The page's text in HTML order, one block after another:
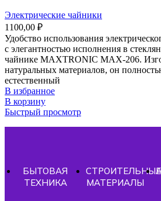
Электрические чайники
1100,00 ₽
Удобство использования
с элегантностью исполнения в
чайнике MAXTRONIC MAX-206.
натуральных материалов, он
естественный
В избранное
В корзину
Быстрый просмотр
БЫТОВАЯ
ТЕХНИКА
СТРОИТЕЛЬНЫЕ
МАТЕРИАЛЫ